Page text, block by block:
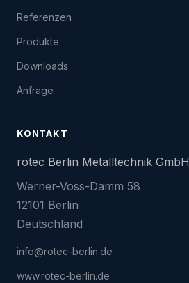
Referenzen
Produkte
Downloads
Anfrage
KONTAKT
rotec Berlin Metalltechnik GmbH
Werner-Voss-Damm 58
12101 Berlin
Deutschland
info@rotec-berlin.de
www.rotec-berlin.de